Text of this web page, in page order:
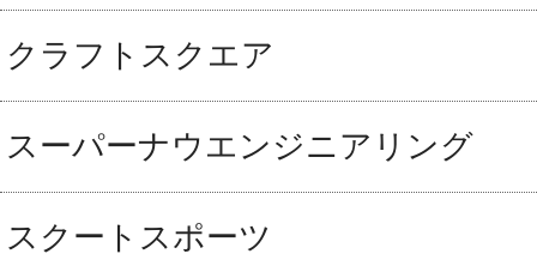
クラフトスクエア
スーパーナウエンジニアリング
スクートスポーツ